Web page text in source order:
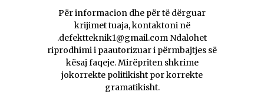
Për informacion dhe për të dërguar
krijimet tuaja, kontaktoni në
.defektteknik1@gmail.com Ndalohet
riprodhimi i paautorizuar i përmbajtjes së
kësaj faqeje. Mirëpriten shkrime
jokorrekte politikisht por korrekte
gramatikisht.